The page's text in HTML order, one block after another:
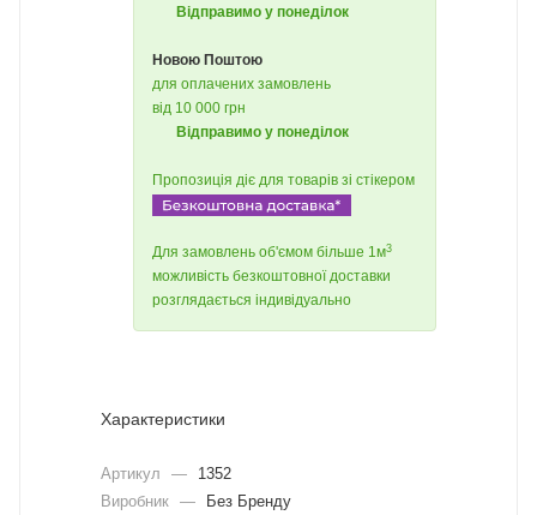
Відправимо у понеділок
Новою Поштою
для оплачених замовлень
від 10 000 грн
Відправимо у понеділок
Пропозиція діє для товарів зі стікером
Для замовлень об'ємом більше 1м3
можливість безкоштовної доставки
розглядається індивідуально
Характеристики
Артикул —
1352
Виробник —
Без Бренду